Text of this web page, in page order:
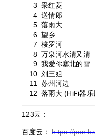
采红菱
送情郎
落雨大
望乡
梭罗河
万泉河水清又清
我爱你塞北的雪
刘三姐
苏州河边
落雨大 (HiFi器乐
123云：
百度云：https://